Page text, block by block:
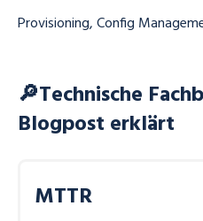
Provisioning, Config
🔎Technische
Blogpost erklärt
MTTR